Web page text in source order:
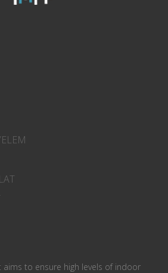
aims to ensure high levels of indoor